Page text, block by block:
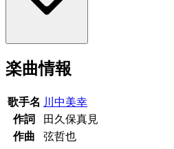
楽曲情報
歌手名 川中美幸
作詞
田久保真見
作曲
弦哲也